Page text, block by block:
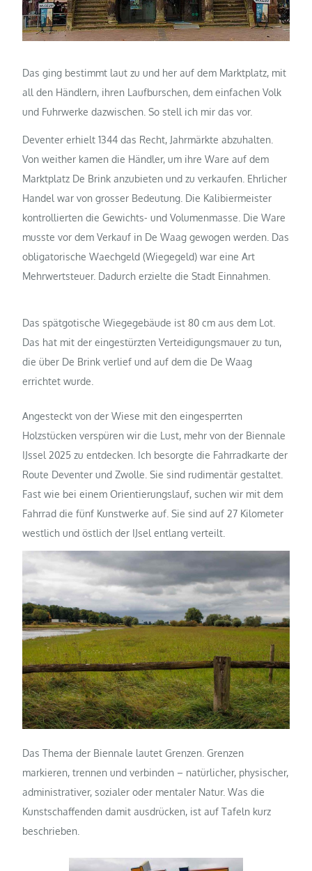
Das ging bestimmt laut zu und her auf dem Marktplatz, mit
all den Händlern, ihren Laufburschen, dem einfachen Volk
und Fuhrwerke dazwischen. So stell ich mir das vor.
Deventer erhielt 1344 das Recht, Jahrmärkte abzuhalten.
Von weither kamen die Händler, um ihre Ware auf dem
Marktplatz De Brink anzubieten und zu verkaufen. Ehrlicher
Handel war von grosser Bedeutung. Die Kalibiermeister
kontrollierten die Gewichts- und Volumenmasse. Die Ware
musste vor dem Verkauf in De Waag gewogen werden. Das
obligatorische Waechgeld (Wiegegeld) war eine Art
Mehrwertsteuer. Dadurch erzielte die Stadt Einnahmen.
Das spätgotische Wiegegebäude ist 80 cm aus dem Lot.
Das hat mit der eingestürzten Verteidigungsmauer zu tun,
die über De Brink verlief und auf dem die De Waag
errichtet wurde.
Angesteckt von der Wiese mit den eingesperrten
Holzstücken verspüren wir die Lust, mehr von der Biennale
IJssel 2025 zu entdecken. Ich besorgte die Fahrradkarte der
Route Deventer und Zwolle. Sie sind rudimentär gestaltet.
Fast wie bei einem Orientierungslauf, suchen wir mit dem
Fahrrad die fünf Kunstwerke auf. Sie sind auf 27 Kilometer
westlich und östlich der IJsel entlang verteilt.
Das Thema der Biennale lautet Grenzen. Grenzen
markieren, trennen und verbinden – natürlicher, physischer,
administrativer, sozialer oder mentaler Natur. Was die
Kunstschaffenden damit ausdrücken, ist auf Tafeln kurz
beschrieben.